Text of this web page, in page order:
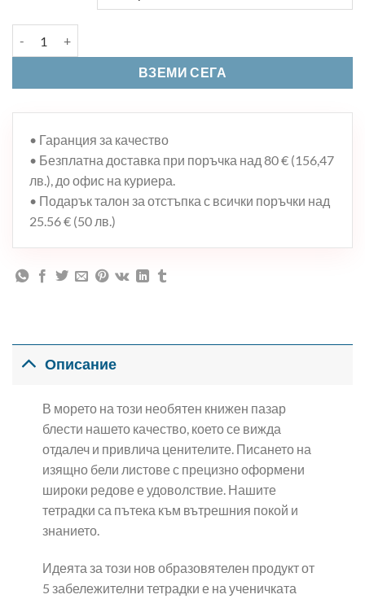
ВЗЕМИ СЕГА
• Гаранция за качество
• Безплатна доставка при поръчка над 80 € (156,47
лв.), до офис на куриера.
• Подарък талон за отстъпка с всички поръчки над
25.56 € (50 лв.)
Описание
В морето на този необятен книжен пазар
блести нашето качество, което се вижда
отдалеч и привлича ценителите. Писането на
изящно бели листове с прецизно оформени
широки редове е удоволствие. Нашите
тетрадки са пътека към вътрешния покой и
знанието.
Идеята за този нов образовятелен продукт от
5 забележителни тетрадки е на ученичката